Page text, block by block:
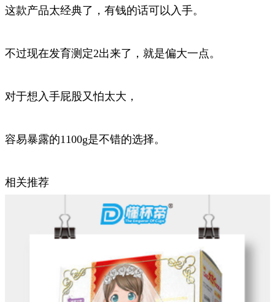
这款产品太经典了，有钱的话可以入手。
不过现在发育测定2出来了，就是偏大一点。
对于想入手屁股又怕太大，
容易暴露的1100g是不错的选择。
相关推荐